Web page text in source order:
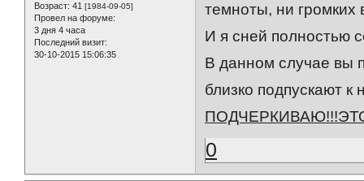
Возраст: 41 [1984-09-05]
Провел на форуме:
3 дня 4 часа
Последний визит:
30-10-2015 15:06:35
темноты, ни
И я сней полностью
В данном случае вы
близко подпускают к
0